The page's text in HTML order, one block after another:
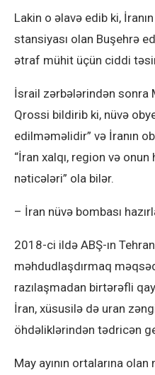
Lakin o əlavə edib ki,
stansiyası olan Buşehrə
ətraf mühit üçün ciddi
İsrail zərbələrindən sonra
Qrossi bildirib ki, nüvə
edilməməlidir” və İranın
“İran xalqı, region və
nəticələri” ola bilər.
– İran nüvə bombası
2018-ci ildə ABŞ-ın
məhdudlaşdırmaq
razılaşmadan birtərəfli
İran, xüsusilə də uran
öhdəliklərindən tədricən
May ayının ortalarına